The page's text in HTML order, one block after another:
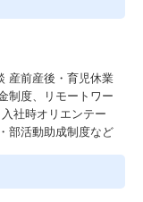
産前産後・育児休業
制度、リモートワー
社時オリエンテー
部活動助成制度など